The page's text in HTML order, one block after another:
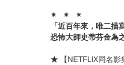
✴ ✴
✴
「近百年來，唯二描
恐怖大師史蒂芬金為
★ 【NETFLIX同名